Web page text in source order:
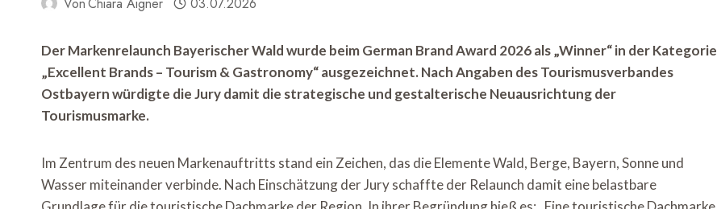
Der Markenrelaunch Bayerischer Wald wurde beim German Brand Award 2026 als „Winner“ in der Kategorie
„Excellent Brands – Tourism & Gastronomy“ ausgezeichnet. Nach Angaben des Tourismusverbandes
Ostbayern würdigte die Jury damit die strategische und gestalterische Neuausrichtung der
Tourismusmarke.
Im Zentrum des neuen Markenauftritts stand ein Zeichen, das die Elemente Wald, Berge, Bayern, Sonne und
Wasser miteinander verbinde. Nach Einschätzung der Jury schaffte der Relaunch damit eine belastbare